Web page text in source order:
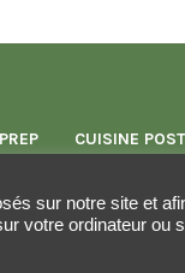
CUISINE
sur notre site et
votre ordinateur ou